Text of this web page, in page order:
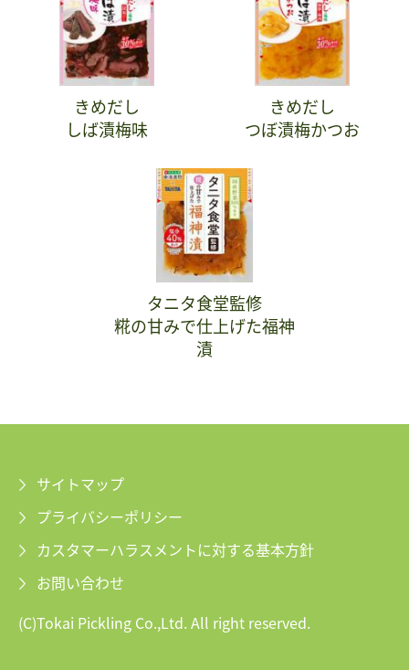
きめだし
しば漬梅味
きめだし
つぼ漬梅かつお
タニタ食堂監修
糀の甘みで仕上げた福神
漬
(C)Tokai Pickling Co.,Ltd. All right reserved.
サイトマップ
プライバシーポリシー
カスタマーハラスメントに対する基本方針
お問い合わせ